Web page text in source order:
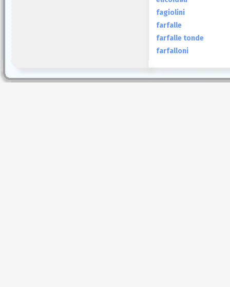
fagiolini
farfalle
farfalle tonde
farfalloni